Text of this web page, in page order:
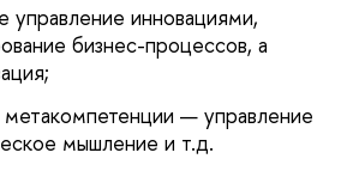
управление инновациями,
бизнес-процессов, а
метакомпетенции — управление
мышление и т.д.